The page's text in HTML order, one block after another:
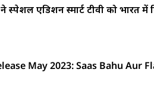
स्पेशल एडिशन स्मार्ट टीवी को भारत
May 2023: Saas Bahu Aur